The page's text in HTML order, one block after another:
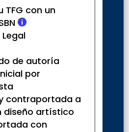
TFG con un

de autoría
por
contraportada a
diseño artístico
con